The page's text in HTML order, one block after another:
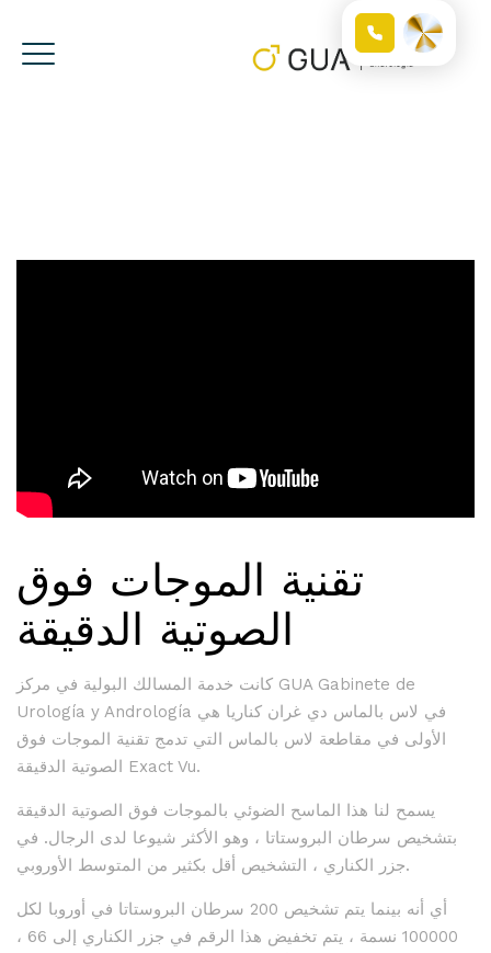
تقنية الموجات فوق
الصوتية الدقيقة
كانت خدمة المسالك البولية في مركز GUA Gabinete de
Urología y Andrología في لاس بالماس دي غران كناريا هي
الأولى في مقاطعة لاس بالماس التي تدمج تقنية الموجات فوق
الصوتية الدقيقة Exact Vu.
يسمح لنا هذا الماسح الضوئي بالموجات فوق الصوتية الدقيقة
بتشخيص سرطان البروستاتا ، وهو الأكثر شيوعا لدى الرجال. في
جزر الكناري ، التشخيص أقل بكثير من المتوسط الأوروبي.
أي أنه بينما يتم تشخيص 200 سرطان البروستاتا في أوروبا لكل
100000 نسمة ، يتم تخفيض هذا الرقم في جزر الكناري إلى 66 ،